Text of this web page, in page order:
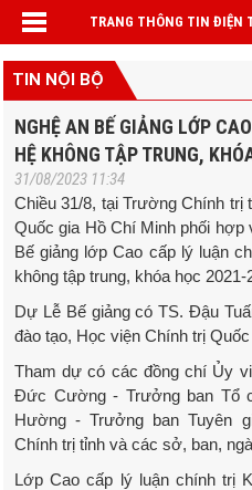
TRANG THÔNG TIN ĐIỆN
TIN NỘI BỘ
NGHỆ AN BẾ GIẢNG LỚP
HỆ KHÔNG TẬP TRUNG,
31/08/2023 11:34
Chiều 31/8, tại Trường Chính trị
Quốc gia Hồ Chí Minh phối
Bế giảng lớp Cao cấp lý luận
không tập trung, khóa học 2021-
Dự Lễ Bế giảng có TS. Đậu
đào tạo, Học viện Chính trị
Tham dự có các đồng chí Ủy
Đức Cường - Trưởng ban Tổ
Hường - Trưởng ban Tuyên
Chính trị tỉnh và các sở, ban,
Lớp Cao cấp lý luận chính trị